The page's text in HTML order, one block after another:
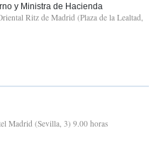
y Ministra de Hacienda
Ritz de Madrid (Plaza de la Lealtad,
Madrid (Sevilla, 3) 9.00 horas